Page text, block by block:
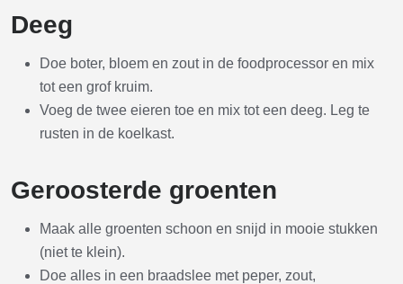
Deeg
Doe boter, bloem en zout in de foodprocessor en mix
tot een grof kruim.
Voeg de twee eieren toe en mix tot een deeg. Leg te
rusten in de koelkast.
Geroosterde groenten
Maak alle groenten schoon en snijd in mooie stukken
(niet te klein).
Doe alles in een braadslee met peper, zout,